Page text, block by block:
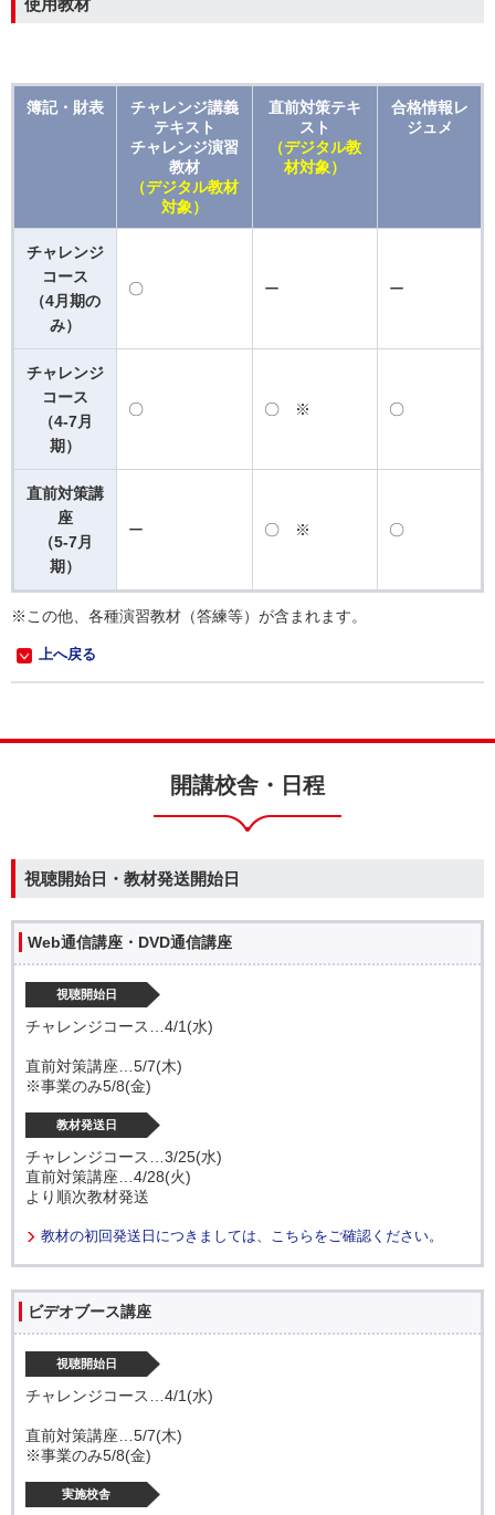
簿記・財表
チャレンジ講義
テキスト
チャレンジ演習
教材
（デジタル教材
対象）
直前対策テキ
スト
（デジタル教
材対象）
合格情報レ
ジュメ
チャレンジ
コース
（4月期の
み）
〇 ー ー
チャレンジ
コース
（4-7月
期）
〇 〇 ※ 〇
直前対策講
座
（5-7月
期）
ー 〇 ※ 〇
※この他、各種演習教材（答練等）が含まれます。
上へ戻る
開講校舎・日程
視聴開始日・教材発送開始日
Web通信講座・DVD通信講座
視聴開始日
チャレンジコース…4/1(水)
直前対策講座…5/7(木)
※事業のみ5/8(金)
教材発送日
チャレンジコース…3/25(水)
直前対策講座…4/28(火)
より順次教材発送
教材の初回発送日につきましては、こちらをご確認ください。
ビデオブース講座
視聴開始日
チャレンジコース…4/1(水)
直前対策講座…5/7(木)
※事業のみ5/8(金)
実施校舎